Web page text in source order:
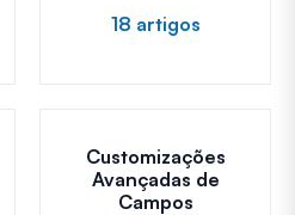
18 artigos
Customizações
Avançadas de
Campos